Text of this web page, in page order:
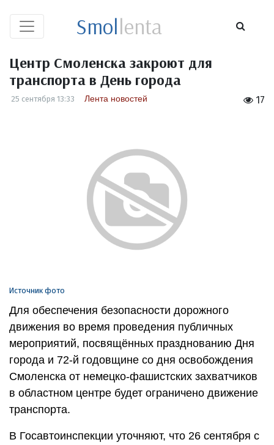
Smollenta
Центр Смоленска закроют для
транспорта в День города
17
25 сентября 13:33 Лента новостей
Источник фото
Для обеспечения безопасности дорожного
движения во время проведения публичных
мероприятий, посвящённых празднованию Дня
города и 72-й годовщине со дня освобождения
Смоленска от немецко-фашистских захватчиков
в областном центре будет ограничено движение
транспорта.
В Госавтоинспекции уточняют, что 26 сентября с